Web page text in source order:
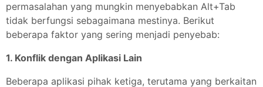
permasalahan yang mungkin menyebabkan Alt+Tab
tidak berfungsi sebagaimana mestinya. Berikut
beberapa faktor yang sering menjadi penyebab:
1. Konflik dengan Aplikasi Lain
Beberapa aplikasi pihak ketiga, terutama yang berkaitan